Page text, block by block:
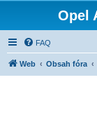
Opel
FAQ
Web Obsah fóra